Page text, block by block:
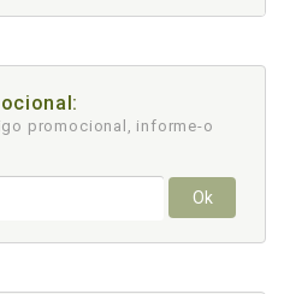
promocional, informe-o
Ok